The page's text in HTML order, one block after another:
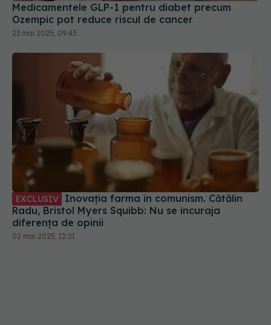
Medicamentele GLP-1 pentru diabet precum
Ozempic pot reduce riscul de cancer
23 mai 2025, 09:43
EXCLUSIV
Radu, Bristol Myers Squibb: Nu se încuraja
diferența de opinii
02 mai 2025, 12:21